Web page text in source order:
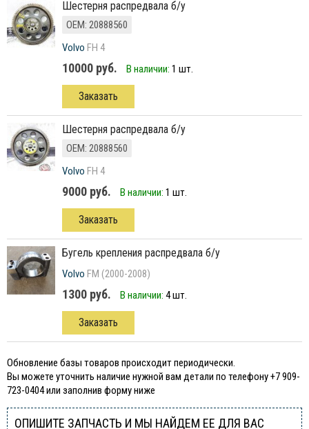
Шестерня распредвала б/у
ОЕМ: 20888560
Volvo FH 4
10000 руб. В наличии: 1 шт.
Заказать
Шестерня распредвала б/у
ОЕМ: 20888560
Volvo FH 4
9000 руб. В наличии: 1 шт.
Заказать
бугель крепления распредвала б/у
Volvo FM (2000-2008)
1300 руб. В наличии: 4 шт.
Заказать
Обновление базы товаров происходит периодически.
Вы можете уточнить наличие нужной вам детали по телефону +7 909-
723-0404 или заполнив форму ниже
ОПИШИТЕ ЗАПЧАСТЬ И МЫ НАЙДЕМ ЕЕ ДЛЯ ВАС